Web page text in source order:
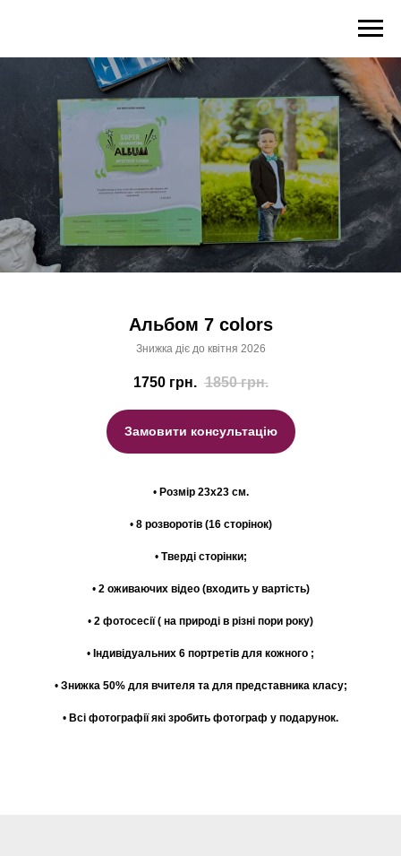
Альбом 7 colors
Знижка діє до квітня 2026
1750 грн. 1850 грн.
Замовити консультацію
• Розмір 23х23 см.
• 8 розворотів (16 сторінок)
• Тверді сторінки;
• 2 оживаючих відео (входить у вартість)
• 2 фотосесії ( на природі в різні пори року)
• Індивідуальних 6 портретів для кожного ;
• Знижка 50% для вчителя та для представника класу;
• Всі фотографії які зробить фотограф у подарунок.